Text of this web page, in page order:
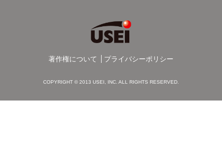
著作権について プライバシーポリシー
COPYRIGHT © 2013 USEI, INC. ALL RIGHTS RESERVED.